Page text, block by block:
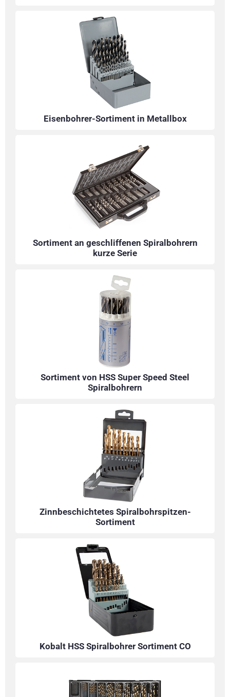
Eisenbohrer-Sortiment in Metallbox
Sortiment an geschliffenen Spiralbohrern
kurze Serie
Sortiment von HSS Super Speed Steel
Spiralbohrern
Zinnbeschichtetes Spiralbohrspitzen-
Sortiment
Kobalt HSS Spiralbohrer Sortiment CO